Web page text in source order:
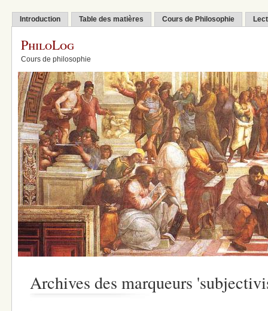
Introduction Table des matières Cours de Philosophie
PhiloLog
Cours de philosophie
Archives des marqueurs